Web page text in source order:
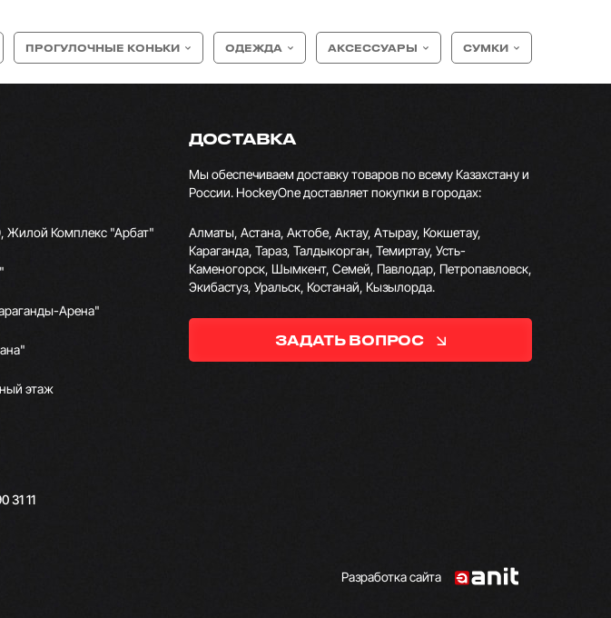
ПРОГУЛОЧНЫЕ КОНЬКИ ОДЕЖДА АКСЕССУАРЫ СУМКИ
Жилой Комплекс "Арбат"
Арена"
этаж
31 11
ДОСТАВКА
Мы обеспечиваем доставку товаров по всему Казахстану и
России. HockeyOne доставляет покупки в городах:
Алматы, Астана, Актобе, Актау, Атырау, Кокшетау,
Караганда, Тараз, Талдыкорган, Темиртау, Усть-
Каменогорск, Шымкент, Семей, Павлодар, Петропавловск,
Экибастуз, Уральск, Костанай, Кызылорда.
ЗАДАТЬ ВОПРОС
Разработка сайта